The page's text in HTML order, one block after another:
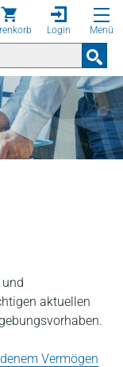
Login Menü
aktuellen
Vermögen